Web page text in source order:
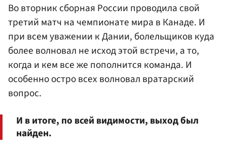
Во вторник сборная России проводила свой
третий матч на чемпионате мира в Канаде. И
при всем уважении к Дании, болельщиков куда
более волновал не исход этой встречи, а то,
когда и кем все же пополнится команда. И
особенно остро всех волновал вратарский
вопрос.
И в итоге, по всей видимости, выход был
найден.